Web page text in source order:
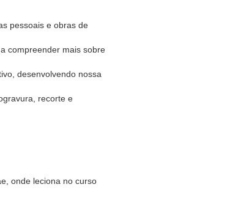
pessoais e obras de
compreender mais sobre
desenvolvendo nossa
recorte e
onde leciona no curso